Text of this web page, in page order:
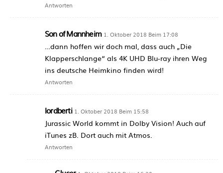
Antworten
Son of Mannheim 1. Oktober 2018 Beim 17:08
…dann hoffen wir doch mal, dass auch „Die
Klapperschlange“ als 4K UHD Blu-ray ihren Weg
ins deutsche Heimkino finden wird!
Antworten
lordberti 1. Oktober 2018 Beim 15:58
Jurassic World kommt in Dolby Vision! Auch auf
iTunes zB. Dort auch mit Atmos.
Antworten